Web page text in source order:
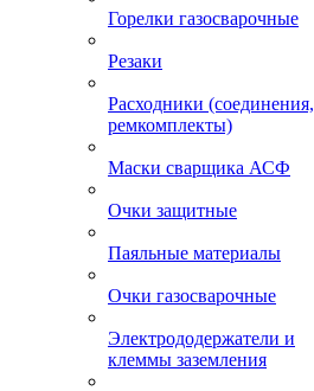
Горелки газосварочные
Резаки
Расходники (соединения,
ремкомплекты)
Маски сварщика АСФ
Очки защитные
Паяльные материалы
Очки газосварочные
Электрододержатели и
клеммы заземления